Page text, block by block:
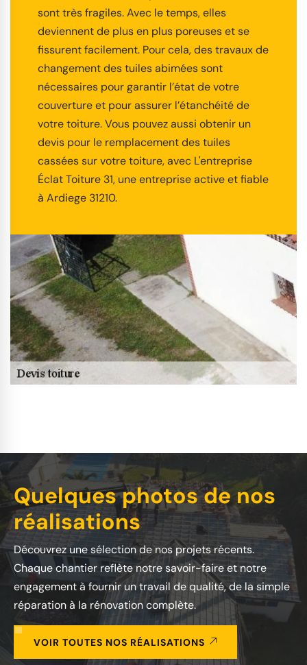
sont très fragiles. Avec le temps, elles
deviennent de plus en plus poreuses et se
fissurent facilement. Pour cela, des travaux de
changement des tuiles abimées sont
nécessaires pour garantir l’état de votre
couverture et pour assurer l’étanchéité de
votre toiture. Vous pouvez aussi obtenir un
devis pour le remplacement des tuiles
cassées sur votre toiture, avec L'entreprise
Éclat Toiture 31, une entreprise active et fiable
à Ardiege 31210.
Quelques photos de nos
réalisations
Découvrez une sélection de nos projets récents.
Chaque chantier reflète notre savoir-faire et notre
engagement à fournir un travail de qualité, de la simple
réparation à la rénovation complète.
VOIR TOUTES NOS RÉALISATIONS